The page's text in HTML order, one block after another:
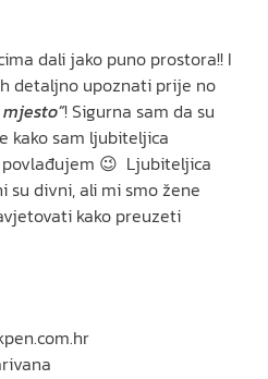
dali jako puno prostora!! I
detaljno upoznati prije no
! Sigurna sam da su
kako sam ljubiteljica
povlađujem 😉 Ljubiteljica
su divni, ali mi smo žene
kako preuzeti